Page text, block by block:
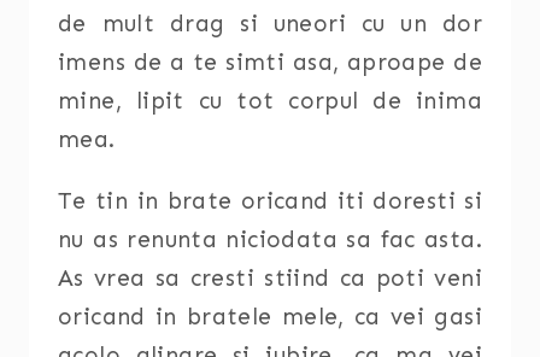
de mult drag si uneori cu un dor
imens de a te simti asa, aproape de
mine, lipit cu tot corpul de inima
mea.
Te tin in brate oricand iti doresti si
nu as renunta niciodata sa fac asta.
As vrea sa cresti stiind ca poti veni
oricand in bratele mele, ca vei gasi